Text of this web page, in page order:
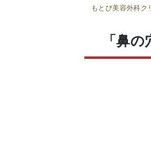
もとび美容外科ク
「鼻